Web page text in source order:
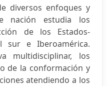
diversos enfoques y
nación estudia los
de los Estados-
sur e Iberoamérica.
multidisciplinar, los
de la conformación y
atendiendo a los